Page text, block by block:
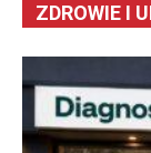
ZDROWIE I